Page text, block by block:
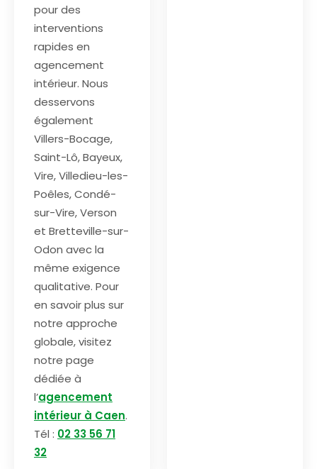
pour des
interventions
rapides en
agencement
intérieur. Nous
desservons
également
Villers-Bocage,
Saint-Lô, Bayeux,
Vire, Villedieu-les-
Poêles, Condé-
sur-Vire, Verson
et Bretteville-sur-
Odon avec la
même exigence
qualitative. Pour
en savoir plus sur
notre approche
globale, visitez
notre page
dédiée à
l’agencement
intérieur à Caen.
Tél : 02 33 56 71
32